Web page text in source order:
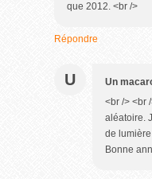
que 2012. <br />
Répondre
U Un
<br /> <br
aléatoire.
de
Bonne